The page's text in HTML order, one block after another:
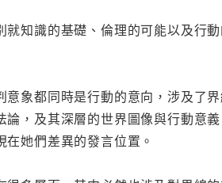
知識的基礎、倫理的可能以及行
象都同時是行動的意向，涉及了
，及其深層的世界圖像與行動意
她們差異的發言位置。